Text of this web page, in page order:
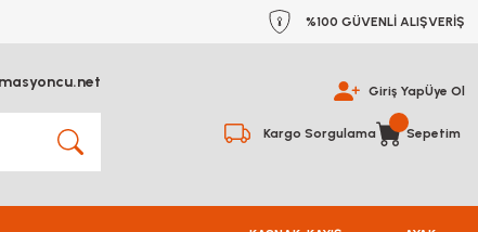
%100 GÜVENLİ ALIŞVERİŞ
Giriş YapÜye Ol
Kargo Sorgulama Sepetim